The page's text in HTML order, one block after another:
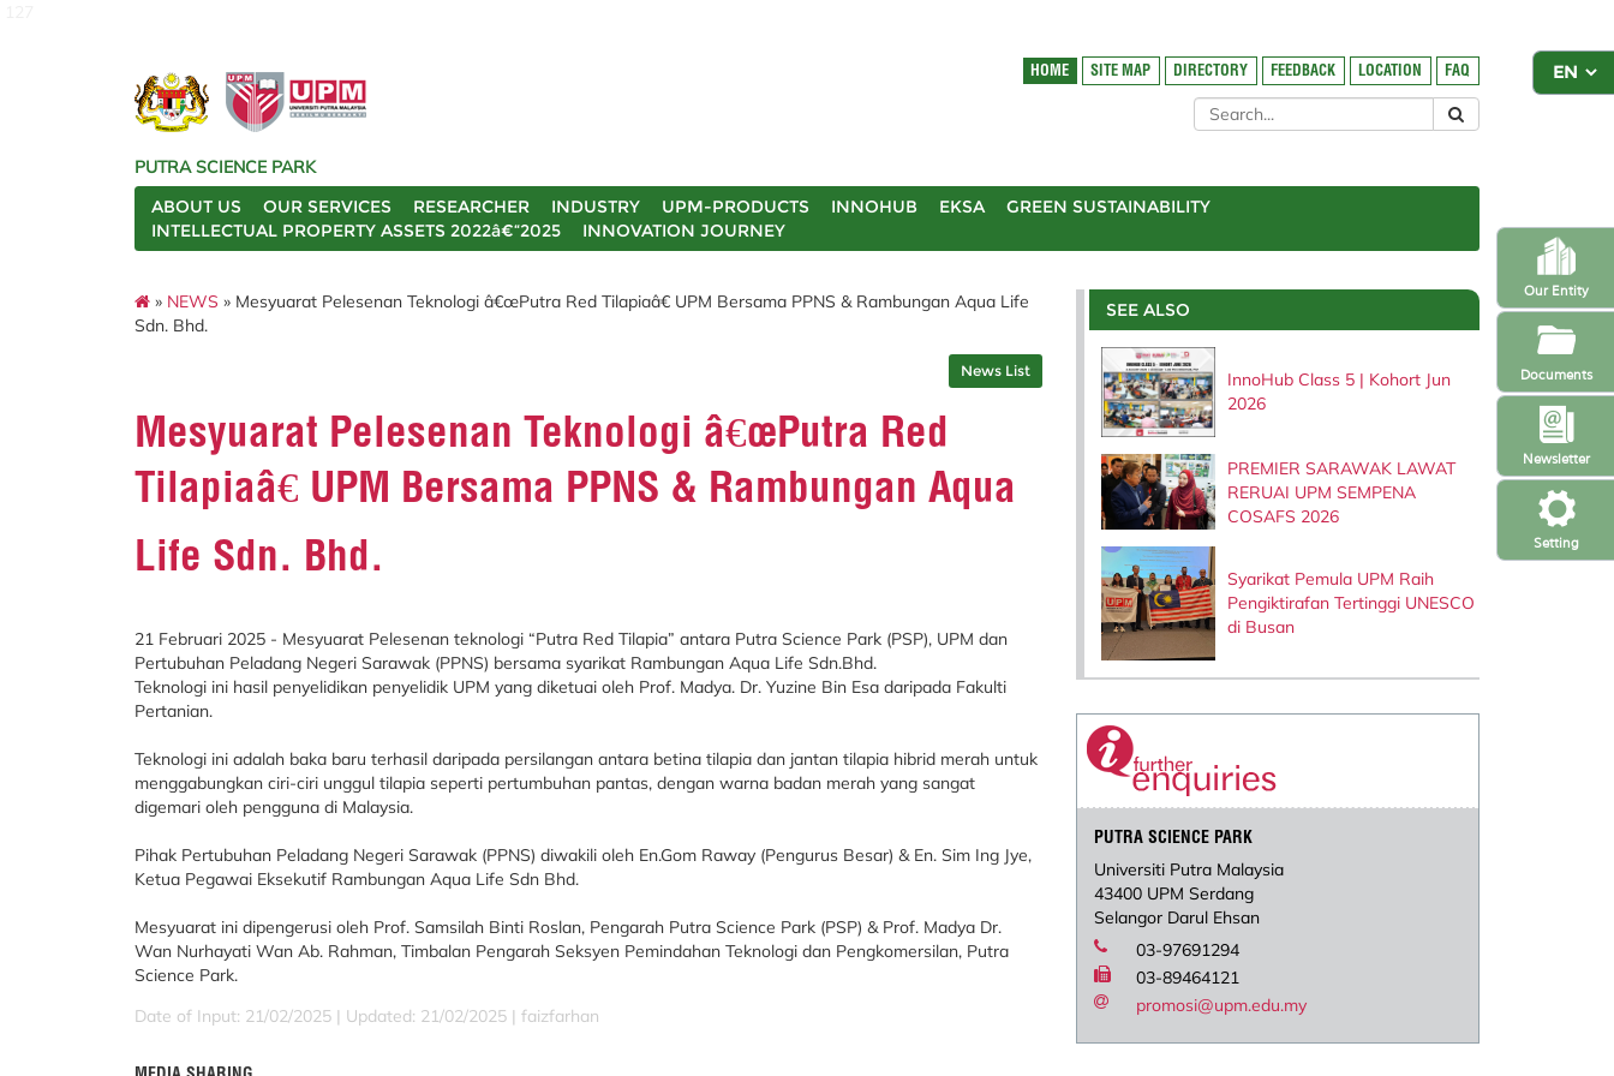
Setting
Newsletter
Our Entity
Documents
HOME SITE MAP DIRECTORY FEEDBACK LOCATION FAQ
PUTRA SCIENCE PARK
ABOUT US
OUR SERVICES RESEARCHER INDUSTRY UPM-PRODUCTS INNOHUB EKSA
GREEN SUSTAINABILITY
INTELLECTUAL PROPERTY ASSETS 2022â€“2025
INNOVATION JOURNEY
» NEWS » Mesyuarat Pelesenan Teknologi â€œPutra Red Tilapiaâ€ UPM Bersama PPNS & Rambungan Aqua Life
Sdn. Bhd.
News List
Mesyuarat Pelesenan Teknologi â€œPutra Red
Tilapiaâ€ UPM Bersama PPNS & Rambungan Aqua
Life Sdn. Bhd.
21 Februari 2025 - Mesyuarat Pelesenan teknologi “Putra Red Tilapia” antara Putra Science Park (PSP), UPM dan
Pertubuhan Peladang Negeri Sarawak (PPNS) bersama syarikat Rambungan Aqua Life Sdn.Bhd.
Teknologi ini hasil penyelidikan penyelidik UPM yang diketuai oleh Prof. Madya. Dr. Yuzine Bin Esa daripada Fakulti
Pertanian.
Teknologi ini adalah baka baru terhasil daripada persilangan antara betina tilapia dan jantan tilapia hibrid merah untuk
menggabungkan ciri-ciri unggul tilapia seperti pertumbuhan pantas, dengan warna badan merah yang sangat
digemari oleh pengguna di Malaysia.
Pihak Pertubuhan Peladang Negeri Sarawak (PPNS) diwakili oleh En.Gom Raway (Pengurus Besar) & En. Sim Ing Jye,
Ketua Pegawai Eksekutif Rambungan Aqua Life Sdn Bhd.
Mesyuarat ini dipengerusi oleh Prof. Samsilah Binti Roslan, Pengarah Putra Science Park (PSP) & Prof. Madya Dr.
Wan Nurhayati Wan Ab. Rahman, Timbalan Pengarah Seksyen Pemindahan Teknologi dan Pengkomersilan, Putra
Science Park.
Date of Input: 21/02/2025 | Updated: 21/02/2025 | faizfarhan
SEE ALSO
InnoHub Class 5 | Kohort Jun
2026
PREMIER SARAWAK LAWAT
RERUAI UPM SEMPENA
COSAFS 2026
Syarikat Pemula UPM Raih
Pengiktirafan Tertinggi UNESCO
di Busan
PUTRA SCIENCE PARK
Universiti Putra Malaysia
43400 UPM Serdang
Selangor Darul Ehsan
03-97691294
03-89464121
promosi@upm.edu.my